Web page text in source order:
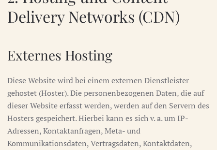
Delivery Networks (CDN)
Externes Hosting
Diese Website wird bei einem externen Dienstleister
gehostet (Hoster). Die personenbezogenen Daten, die auf
dieser Website erfasst werden, werden auf den Servern des
Hosters gespeichert. Hierbei kann es sich v. a. um IP-
Adressen, Kontaktanfragen, Meta- und
Kommunikationsdaten, Vertragsdaten, Kontaktdaten,